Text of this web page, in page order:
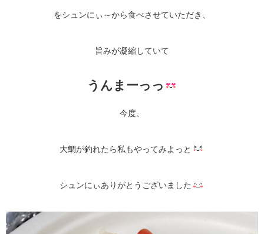
をシュンにぃ～から食べさせていただき、
旨みが凝縮していて
うんまーっっ
今度、
大鯛が釣れたら私もやってみよっと
シュンにぃありがとうございました